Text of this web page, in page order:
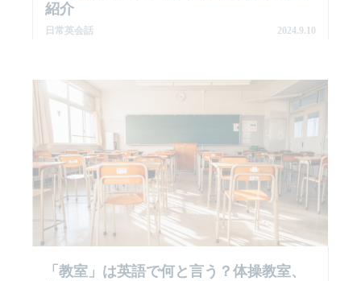
紹介
日常英会話 2024.9.10
「教室」は英語で何と言う？体操教室、